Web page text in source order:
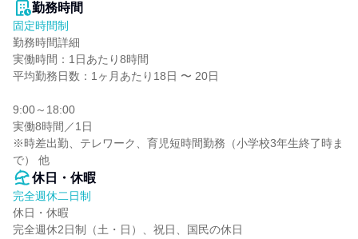
勤務時間
固定時間制
勤務時間詳細
実働時間：1日あたり8時間
平均勤務日数：1ヶ月あたり18日 〜 20日
9:00～18:00
実働8時間／1日
※時差出勤、テレワーク、育児短時間勤務（小学校3年生終了時ま
で） 他
休日・休暇
完全週休二日制
休日・休暇
完全週休2日制（土・日）、祝日、国民の休日